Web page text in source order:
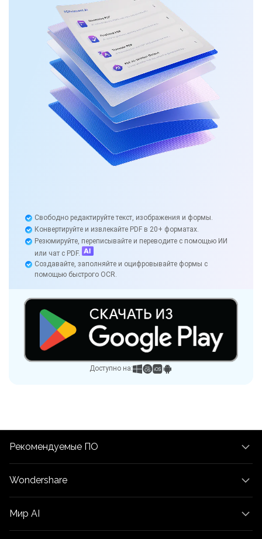
Свободно редактируйте текст, изображения и формы.
Конвертируйте и извлекайте PDF в 20+ форматах.
Резюмируйте, переписывайте и переводите с помощью ИИ
или чат с PDF.
Создавайте, заполняйте и оцифровывайте формы с
помощью быстрого OCR.
Доступно на:
Рекомендуемые ПО
Wondershare
Мир AI